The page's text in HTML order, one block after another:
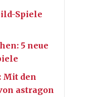
Spiele
5 neue
Mit den
astragon